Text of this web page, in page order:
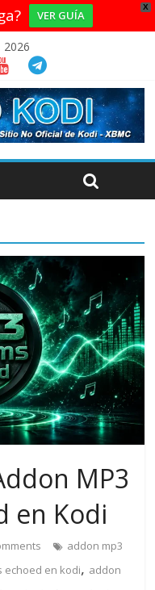
X
VER GUÍA
2026
MP3
en Kodi
addon mp3
echoed en kodi, addon